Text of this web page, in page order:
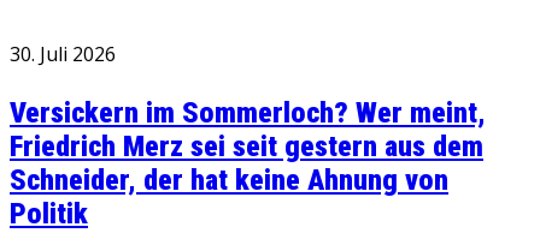
30. Juli 2026
Versickern im Sommerloch? Wer meint,
Friedrich Merz sei seit gestern aus dem
Schneider, der hat keine Ahnung von
Politik